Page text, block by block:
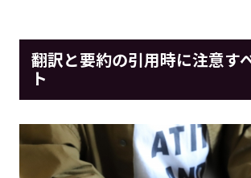
翻訳と要約の引用時に注意す
ト